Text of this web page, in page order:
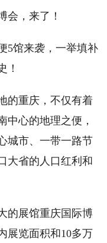
，来了！
馆来袭，一举填补
！
重庆，不仅有着
中心的地理之便，
城市、一带一路节
大省的人口红利和
展馆重庆国际博
展览面积和10多万